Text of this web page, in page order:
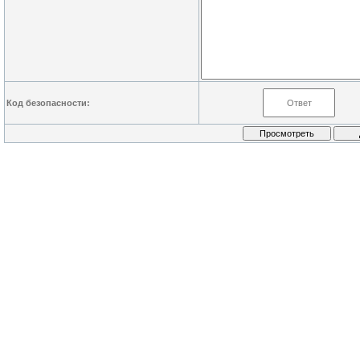
Код безопасности: